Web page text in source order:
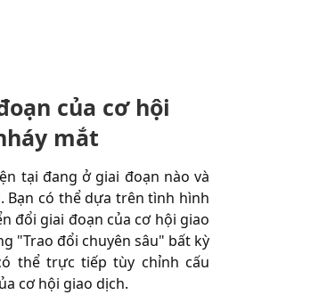
của cơ hội
mắt
tại đang ở giai đoạn nào và
Bạn có thể dựa trên tình hình
đổi giai đoạn của cơ hội giao
"Trao đổi chuyên sâu" bất kỳ
thể trực tiếp tùy chỉnh cấu
cơ hội giao dịch.